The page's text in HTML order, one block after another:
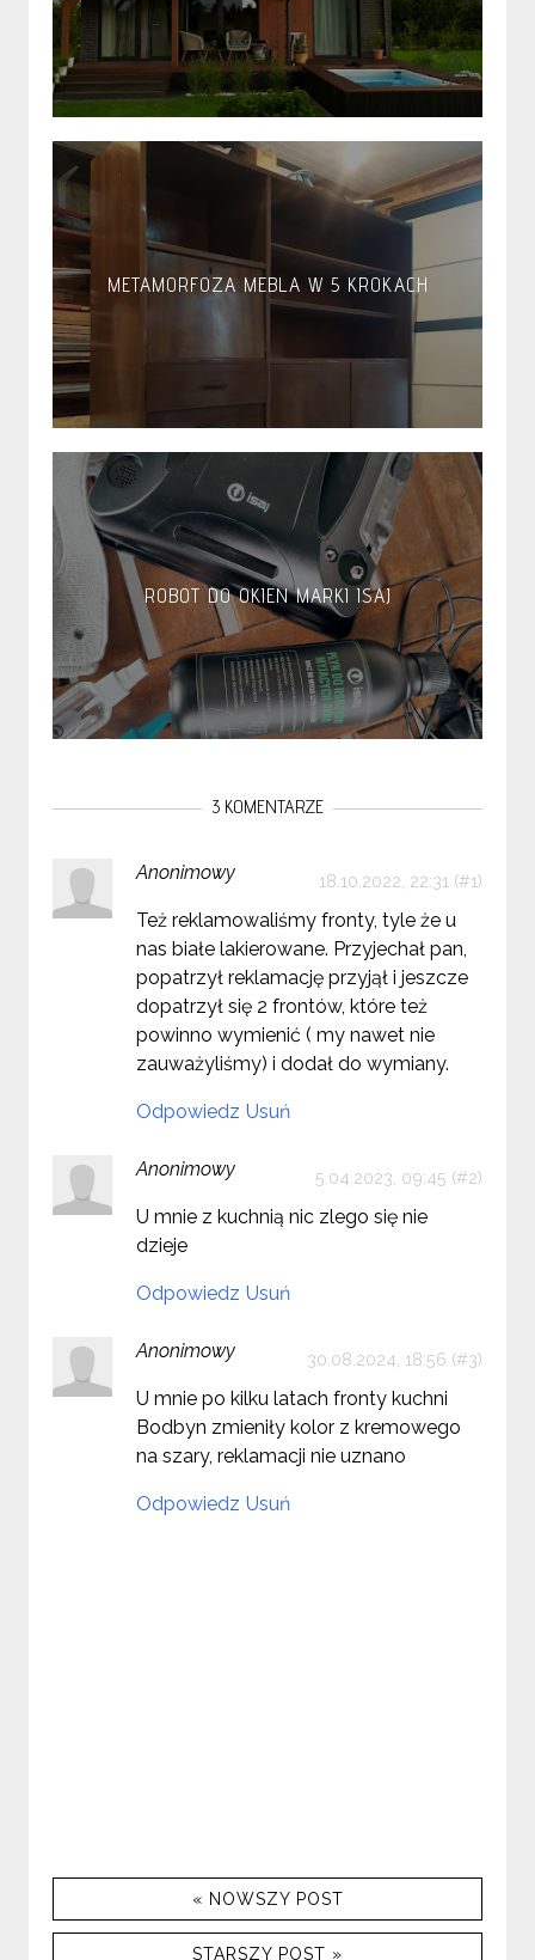
METAMORFOZA MEBLA W 5 KROKACH
ROBOT DO OKIEN MARKI ISAJ
3 KOMENTARZE
Anonimowy 18.10.2022, 22:31
Też reklamowaliśmy fronty, tyle że u
nas białe lakierowane. Przyjechał pan,
popatrzył reklamację przyjął i jeszcze
dopatrzył się 2 frontów, które też
powinno wymienić ( my nawet nie
zauważyliśmy) i dodał do wymiany.
Odpowiedz Usuń
Anonimowy 5.04.2023, 09:45
U mnie z kuchnią nic zlego się nie
dzieje
Odpowiedz Usuń
Anonimowy 30.08.2024, 18:56
U mnie po kilku latach fronty kuchni
Bodbyn zmieniły kolor z kremowego
na szary, reklamacji nie uznano
Odpowiedz Usuń
« NOWSZY POST
STARSZY POST »